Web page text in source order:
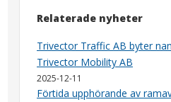
Relaterade nyheter
Trivector Traffic AB byter
Trivector Mobility AB
2025-12-11
Förtida upphörande av